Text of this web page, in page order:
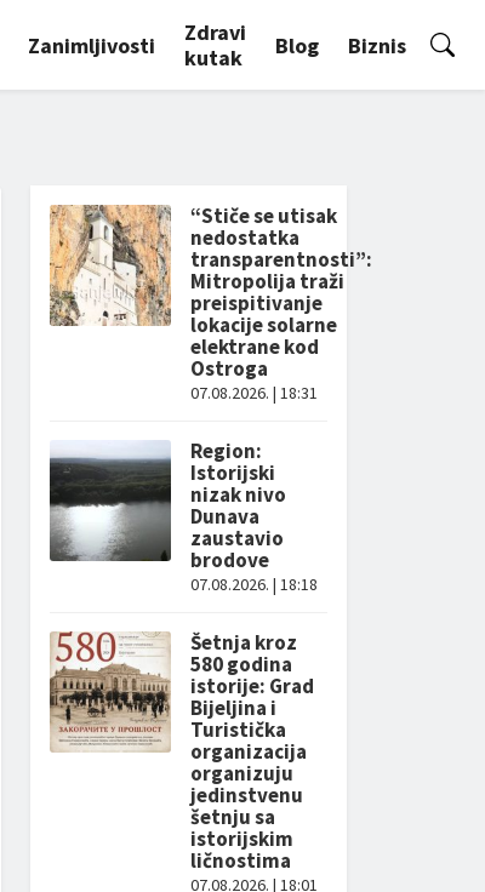
Zanimljivosti
Zdravi
kutak
Blog Biznis
“Stiče se utisak
nedostatka
transparentnosti”:
Mitropolija traži
preispitivanje
lokacije solarne
elektrane kod
Ostroga
07.08.2026. | 18:31
Region:
Istorijski
nizak nivo
Dunava
zaustavio
brodove
07.08.2026. | 18:18
Šetnja kroz
580 godina
istorije: Grad
Bijeljina i
Turistička
organizacija
organizuju
jedinstvenu
šetnju sa
istorijskim
ličnostima
07.08.2026. | 18:01